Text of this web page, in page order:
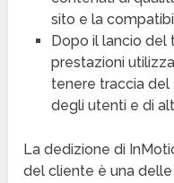
sito e la
Dopo il lancio del
prestazioni
tenere traccia
degli utenti e di
La dedizione di
del cliente è una